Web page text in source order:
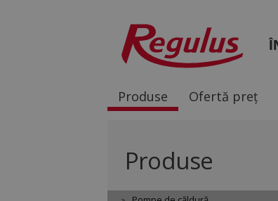
Produse Ofertă preț
Produse